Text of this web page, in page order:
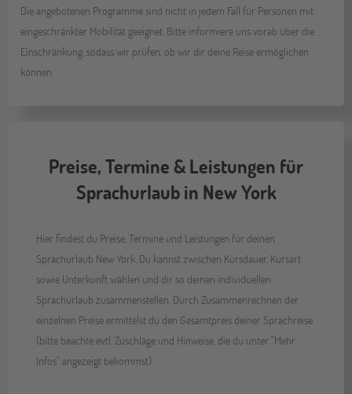
Die angebotenen Programme sind nicht in jedem Fall für Personen mit
eingeschränkter Mobilität geeignet. Bitte informiere uns vorab über die
Einschränkung, sodass wir prüfen, ob wir dir deine Reise ermöglichen
können.
Preise, Termine & Leistungen für
Sprachurlaub in New York
Hier findest du Preise, Termine und Leistungen für deinen
Sprachurlaub New York. Du kannst zwischen Kursdauer, Kursart
sowie Unterkunft wählen und dir so deinen individuellen
Sprachurlaub zusammenstellen. Durch Zusammenrechnen der
einzelnen Preise ermittelst du den Gesamtpreis deiner Sprachreise
(bitte beachte evtl. Zuschläge und Hinweise, die du unter "Mehr
Infos" angezeigt bekommst).